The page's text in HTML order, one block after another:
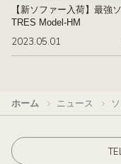
【新ソファー入荷】最強
TRES Model-HM
2023.05.01
ホーム ニュース
TEL